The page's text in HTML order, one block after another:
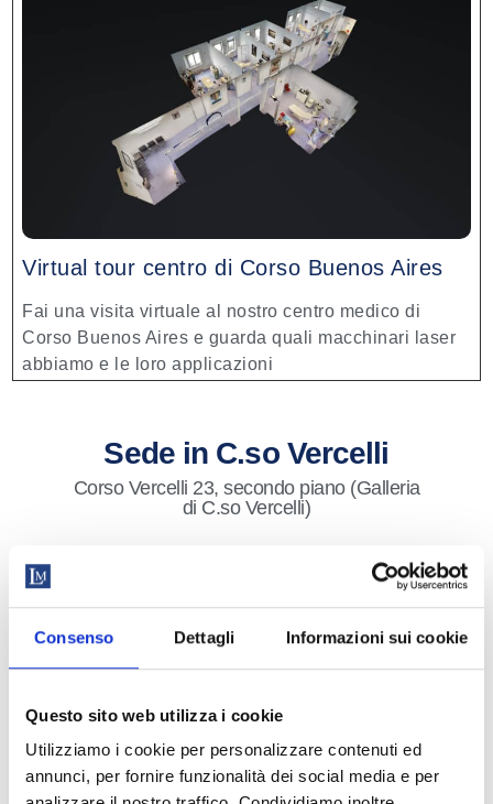
Consenso Dettagli Informazioni sui cookie
Questo sito web utilizza i cookie
Utilizziamo i cookie per personalizzare contenuti ed
annunci, per fornire funzionalità dei social media e per
Virtual tour centro di Corso Buenos Aires
Fai una visita virtuale al nostro centro medico di
Corso Buenos Aires e guarda quali macchinari laser
abbiamo e le loro applicazioni
Sede in C.so Vercelli
Corso Vercelli 23, secondo piano (Galleria
di C.so Vercelli)
Tram: linea 16, 10 (fermate C.so Vercelli
Vercelli Via Cherubini, P.Le Baracca,
Parcheggi a pagamento: Garauto Racing
in Corso Vercelli, 14 e Adige Parking in Via